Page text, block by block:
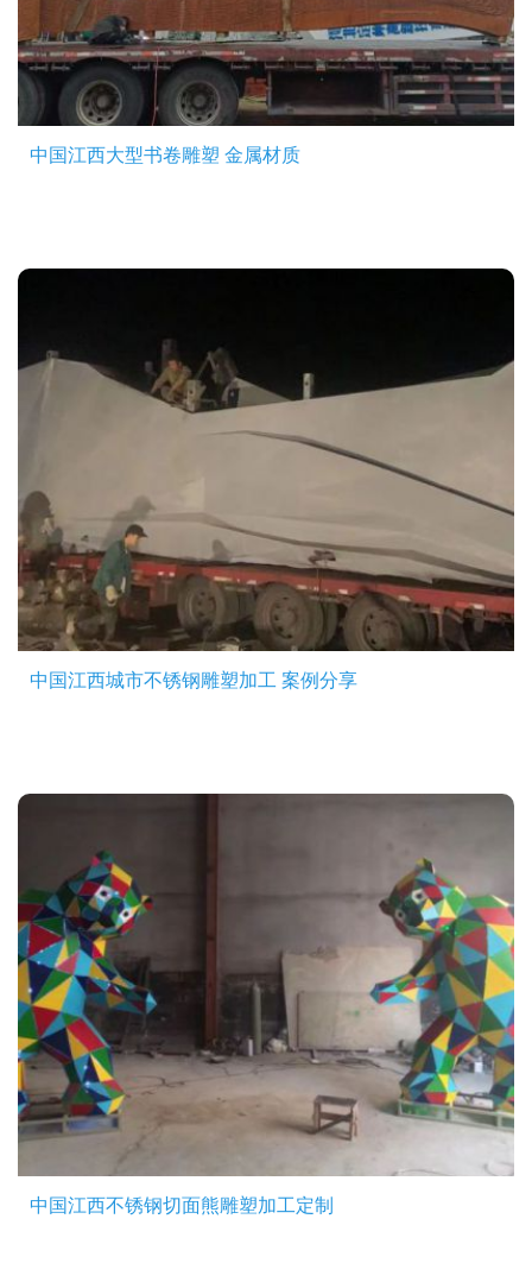
中国江西大型书卷雕塑 金属材质
中国江西城市不锈钢雕塑加工 案例分享
中国江西不锈钢切面熊雕塑加工定制